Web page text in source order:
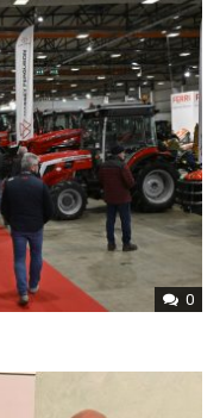
0